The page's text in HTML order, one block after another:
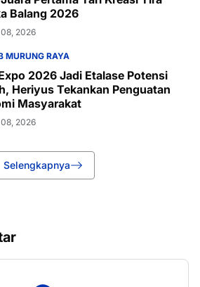
Balang 2026
2026
MURUNG RAYA
2026 Jadi Etalase Potensi
Heriyus Tekankan Penguatan
Masyarakat
2026
Selengkapnya